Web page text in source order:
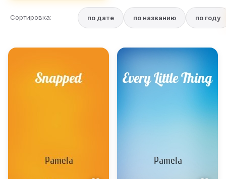
Сортировка: по дате по названию по году